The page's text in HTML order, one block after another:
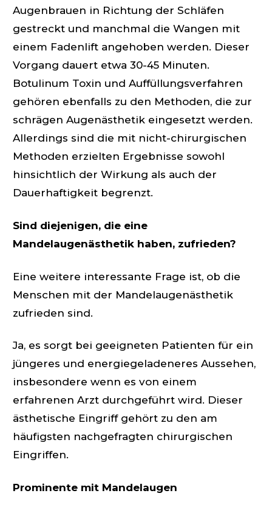
Augenbrauen in Richtung der Schläfen
gestreckt und manchmal die Wangen mit
einem Fadenlift angehoben werden. Dieser
Vorgang dauert etwa 30-45 Minuten.
Botulinum Toxin und Auffüllungsverfahren
gehören ebenfalls zu den Methoden, die zur
schrägen Augenästhetik eingesetzt werden.
Allerdings sind die mit nicht-chirurgischen
Methoden erzielten Ergebnisse sowohl
hinsichtlich der Wirkung als auch der
Dauerhaftigkeit begrenzt.
Sind diejenigen, die eine
Mandelaugenästhetik haben, zufrieden?
Eine weitere interessante Frage ist, ob die
Menschen mit der Mandelaugenästhetik
zufrieden sind.
Ja, es sorgt bei geeigneten Patienten für ein
jüngeres und energiegeladeneres Aussehen,
insbesondere wenn es von einem
erfahrenen Arzt durchgeführt wird. Dieser
ästhetische Eingriff gehört zu den am
häufigsten nachgefragten chirurgischen
Eingriffen.
Prominente mit Mandelaugen